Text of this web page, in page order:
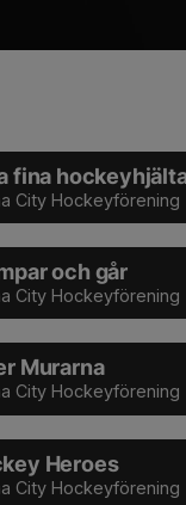
fina
City Hockeyförening
och går
City Hockeyförening
Murarna
City Hockeyförening
Heroes
City Hockeyförening